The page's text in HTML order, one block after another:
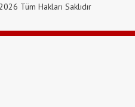
Tüm Hakları Saklıdır